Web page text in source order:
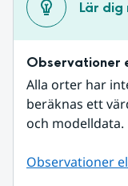
Lär dig
Observationer
Alla orter har
beräknas ett
och modelldata.
Observationer